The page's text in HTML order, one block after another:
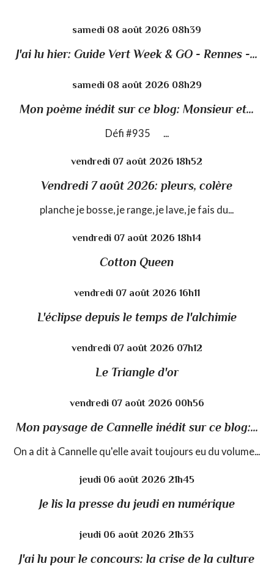
samedi 08 août 2026 08h39
J'ai lu hier: Guide Vert Week & GO - Rennes -...
samedi 08 août 2026 08h29
Mon poème inédit sur ce blog: Monsieur et...
Défi #935 ...
vendredi 07 août 2026 18h52
Vendredi 7 août 2026: pleurs, colère
planche je bosse, je range, je lave, je fais du...
vendredi 07 août 2026 18h14
Cotton Queen
vendredi 07 août 2026 16h11
L'éclipse depuis le temps de l'alchimie
vendredi 07 août 2026 07h12
Le Triangle d'or
vendredi 07 août 2026 00h56
Mon paysage de Cannelle inédit sur ce blog:...
On a dit à Cannelle qu'elle avait toujours eu du volume...
jeudi 06 août 2026 21h45
Je lis la presse du jeudi en numérique
jeudi 06 août 2026 21h33
J'ai lu pour le concours: la crise de la culture